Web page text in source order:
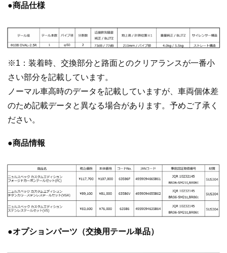
●商品仕様
※1：装着時、交換部分と路面とのクリアランスが一番小
さい部分を記載しています。
ノーマル車高時のデータを記載していますが、車両個体差
のため記載データと異なる場合があります。予めご了承く
ださい。
●商品情報
●オプションパーツ（交換用テール単品）